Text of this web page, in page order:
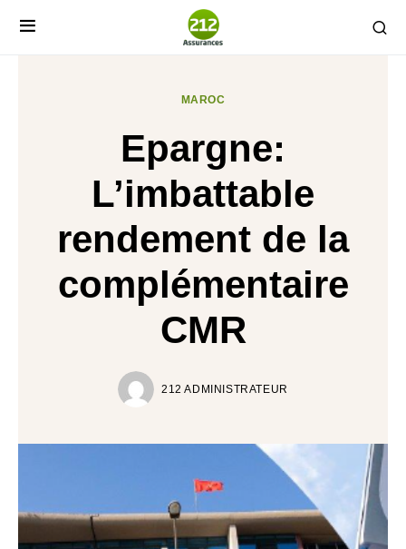
MAROC
Epargne:
L’imbattable
rendement de la
complémentaire
CMR
212 ADMINISTRATEUR